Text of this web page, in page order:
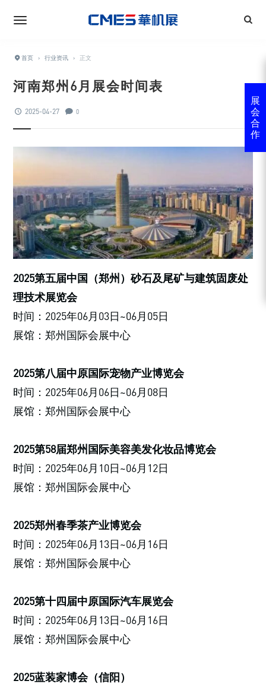
首页 › 行业资讯 › 正文
河南郑州6月展会时间表
2025-04-27 0
2025第五届中国（郑州）砂石及尾矿与建筑固废处
理技术展览会
时间：2025年06月03日~06月05日
展馆：郑州国际会展中心
2025第八届中原国际宠物产业博览会
时间：2025年06月06日~06月08日
展馆：郑州国际会展中心
2025第58届郑州国际美容美发化妆品博览会
时间：2025年06月10日~06月12日
展馆：郑州国际会展中心
2025郑州春季茶产业博览会
时间：2025年06月13日~06月16日
展馆：郑州国际会展中心
2025第十四届中原国际汽车展览会
时间：2025年06月13日~06月16日
展馆：郑州国际会展中心
2025蓝装家博会（信阳）
展
会
合
作